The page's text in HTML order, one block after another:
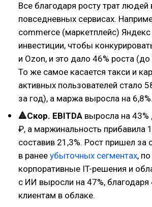
Все благодаря росту трат людей
повседневных сервисах.
commerce (маркетплейс) Яндекс
инвестиции, чтобы
и Ozon, и это дало 46% роста
То же самое касается такси и
активных пользователей стало
за год), а маржа выросла на 6,8%.
🔺Скор. EBITDA выросла на
₽, а маржинальность прибавила
составив 21,3%. Рост пришел за
в ранее убыточных сегментах,
корпоративные IT-решения и
с ИИ выросли на 47%, благодаря
клиентам в облаке.